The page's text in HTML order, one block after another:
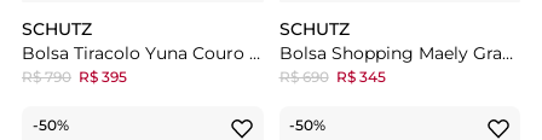
SCHUTZ
Bolsa Tiracolo Yuna Couro Marrom
R$ 790 R$ 395
SCHUTZ
Bolsa Shopping Maely Grande Marrom Claro
R$ 690 R$ 345
-50% -50%